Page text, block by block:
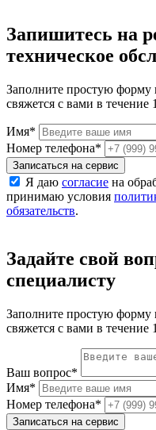
Запишитесь на
техническое
Заполните простую форму
свяжется с вами в течение
Имя*
Номер телефона*
Записаться на сервис
Я даю согласие на
принимаю условия
обязательств.
Задайте свой
специалисту
Заполните простую форму
свяжется с вами в течение
Ваш вопрос*
Имя*
Номер телефона*
Записаться на сервис